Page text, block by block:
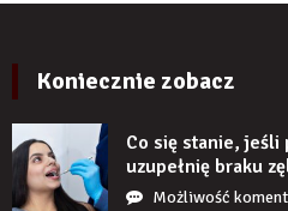
Koniecznie zobacz
Co się stanie, jeśli
uzupełnię braku
Możliwość